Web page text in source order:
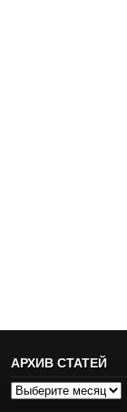
АРХИВ СТАТЕЙ
Архив